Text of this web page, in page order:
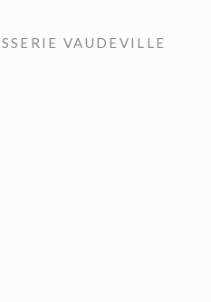
VAUDEVILLE